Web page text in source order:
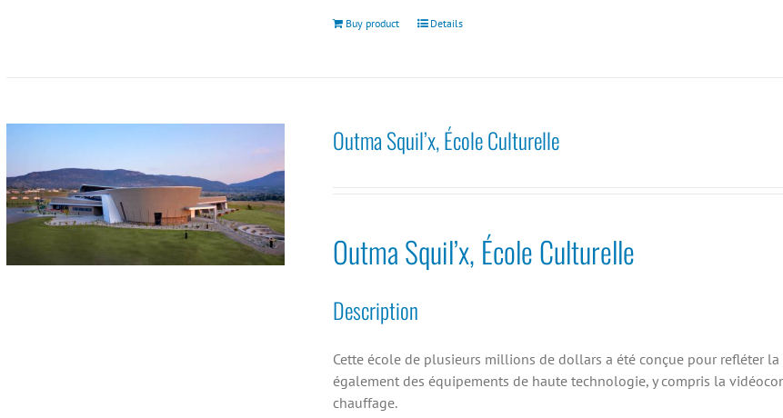
Buy product Details
Outma Squil’x, École Culturelle
Outma Squil’x, École Culturelle
Description
Cette école de plusieurs millions de dollars a été conçue pour refléter
également des équipements de haute technologie, y compris la
chauffage.